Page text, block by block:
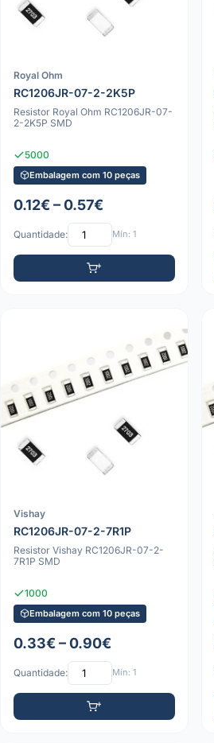
Royal Ohm
RC1206JR-07-2-2K5P
Resistor Royal Ohm RC1206JR-07-
2-2K5P SMD
5000
Embalagem com 10 peças
0.12€ – 0.57€
Quantidade: Mín: 1
Vishay
RC1206JR-07-2-7R1P
Resistor Vishay RC1206JR-07-2-
7R1P SMD
1000
Embalagem com 10 peças
0.33€ – 0.90€
Quantidade: Mín: 1